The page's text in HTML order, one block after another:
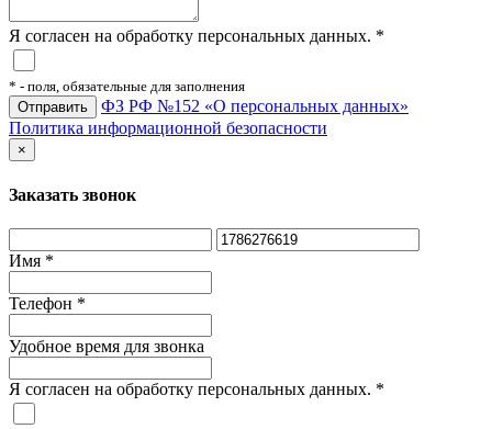
Я согласен на обработку персональных данных. *
* - поля, обязательные для заполнения
ФЗ РФ №152 «О персональных данных»
Политика информационной безопасности
×
Заказать звонок
Имя *
Телефон *
Удобное время для звонка
Я согласен на обработку персональных данных. *